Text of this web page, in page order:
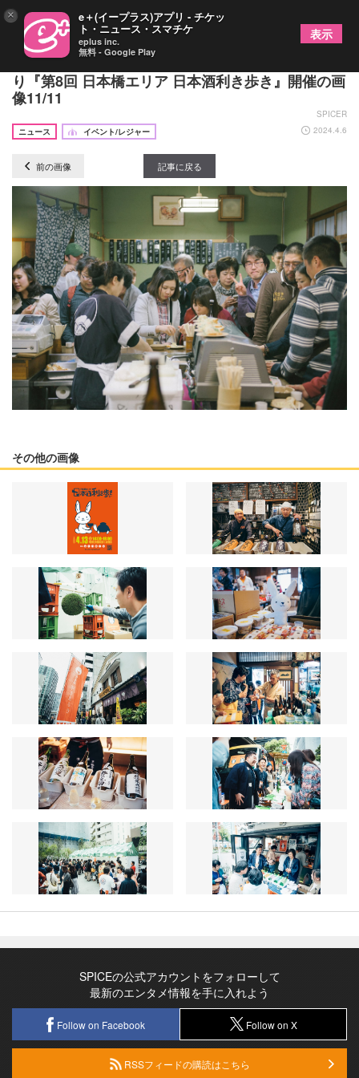
全国約50蔵の日本酒が飲み放題で味わえる 5年ぶ
り『第8回 日本橋エリア 日本酒利き歩き』開催の画
像11/11
SPICER
ニュース
イベント/レジャー 2024.4.6
前の画像 記事に戻る
その他の画像
SPICEの公式アカウントをフォローして
最新のエンタメ情報を手に入れよう
Follow on Facebook Follow on X
RSSフィードの購読はこちら
× e＋(イープラス)アプリ - チケッ
ト・ニュース・スマチケ
eplus inc.
無料 - Google Play
表示